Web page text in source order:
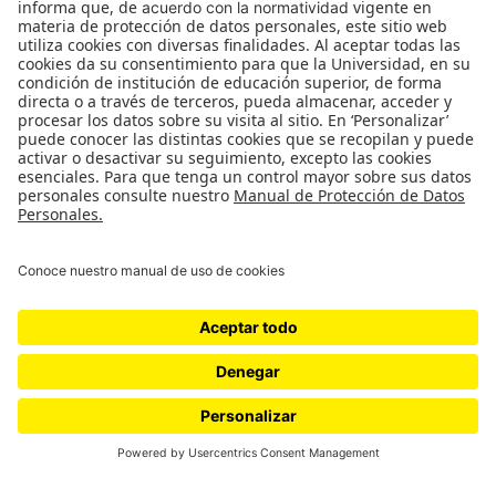
región que firmaron el acuerdo cumplieron con
levantar los cultivos”, afirma. “Estamos hablando
de 1025 familias”.
Desde la expansión de los cultivos de hoja de coca
hacia el Nudo de Paramillo, en los años noventa, el
corregimiento de Juan José se convirtió en parada
obligada para el tráfico de pasta base de cocaína e
gasolina. En aquellos años, la venta y distribución
mundo. Incluso quedan los vestigios de una
estación con pista y manguera. Algunos habitantes
de Juan José, que hablaron de forma reservada con
La Liga Contra El Silenciosobre asuntos de
narcotráfico, dicen que hoy ya no es fácil comerciar
precursores de pasta base debido a los controles